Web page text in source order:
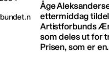
Åge
ettermiddag
Artistforbunds
som deles ut for
Prisen, som er